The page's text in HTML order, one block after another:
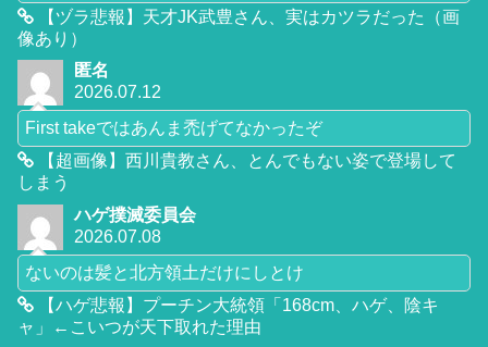
【ヅラ悲報】天才JK武豊さん、実はカツラだった（画
像あり）
匿名
2026.07.12
First takeではあんま禿げてなかったぞ
【超画像】西川貴教さん、とんでもない姿で登場して
しまう
ハゲ撲滅委員会
2026.07.08
ないのは髪と北方領土だけにしとけ
【ハゲ悲報】プーチン大統領「168cm、ハゲ、陰キ
ャ」←こいつが天下取れた理由